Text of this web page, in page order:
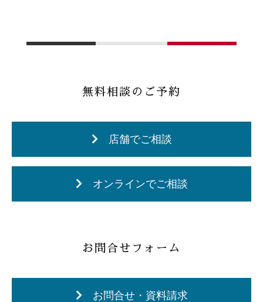
無料相談のご予約
店舗でご相談
オンラインでご相談
お問合せフォーム
お問合せ・資料請求